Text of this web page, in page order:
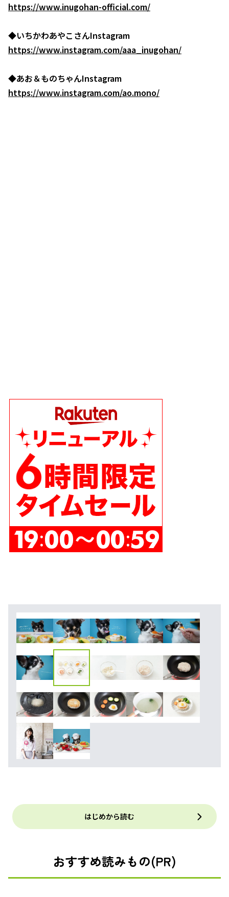
https://www.inugohan-official.com/
◆いちかわあやこさんInstagram
https://www.instagram.com/aaa_inugohan/
◆あお＆ものちゃんInstagram
https://www.instagram.com/ao.mono/
はじめから読む
おすすめ読みもの(PR)